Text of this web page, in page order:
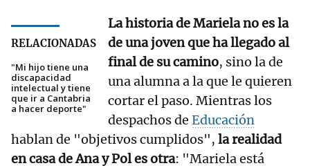
RELACIONADAS
"Mi hijo tiene una
discapacidad
intelectual y tiene
que ir a Cantabria
a hacer deporte"
La historia de Mariela no es la
de una joven que ha llegado al
final de su camino, sino la de
una alumna a la que le quieren
cortar el paso. Mientras los
despachos de Educación
hablan de "objetivos cumplidos", la realidad
en casa de Ana y Pol es otra: "Mariela está